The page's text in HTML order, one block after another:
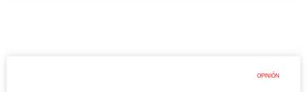
OPINIÓN